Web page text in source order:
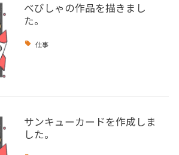
べびしゃの作品を描きまし
た。
仕事
サンキューカードを作成しま
した。